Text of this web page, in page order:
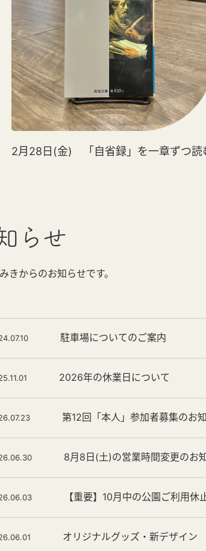
2月28日(金) 「自省録」を一章ずつ読
らせ
きからのお知らせです。
駐車場についてのご案内
2026年の休業日について
第12回「本人」参加者募集のお
8月8日(土)の営業時間変更のお
【重要】10月中の公園ご利用
オリジナルグッズ・新デザイン